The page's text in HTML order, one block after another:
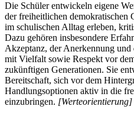
Die Schüler entwickeln eigene
der freiheitlichen demokratischen
im schulischen Alltag erleben,
Dazu gehören insbesondere
Akzeptanz, der Anerkennung
mit Vielfalt sowie Respekt vor
zukünftigen Generationen. Sie
Bereitschaft, sich vor dem
Handlungsoptionen aktiv in die
einzubringen. [Werteorientierung]